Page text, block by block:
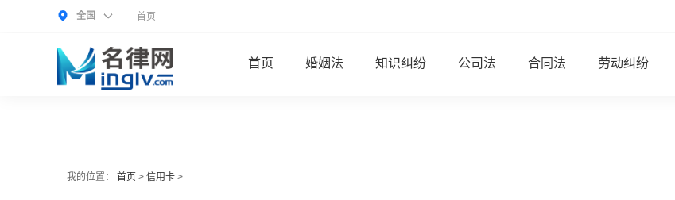
全国 首页
首页 婚姻法 知识纠纷 公司法 合同法 劳动纠纷
我的位置： 首页 > 信用卡 >